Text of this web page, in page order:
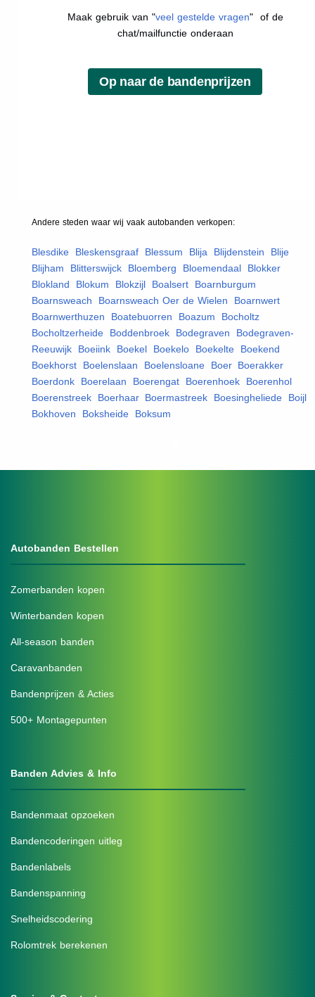
Maak gebruik van "veel gestelde vragen" of de
chat/mailfunctie onderaan
Andere steden waar wij vaak autobanden verkopen:
Blesdike Bleskensgraaf Blessum Blija Blijdenstein Blije
Blijham
Blitterswijck Bloemberg Bloemendaal Blokker,
Blokland
Blokum Blokzijl Boalsert Boarnburgum
Boarnsweach
Boarnsweach Oer de Wielen Boarnwert
Boarnwerthuzen
Boatebuorren Boazum Bocholtz
Bocholtzerheide
Boddenbroek Bodegraven
Bodegraven-
Reeuwijk
Boeiink Boekel Boekelo Boekelte Boekend
Boekhorst
Boelenslaan Boelensloane Boer, Boerakker,
Boerdonk
Boerelaan Boerengat Boerenhoek Boerenhol
Boerenstreek
Boerhaar, Boermastreek Boesingheliede Boijl
Bokhoven
Boksheide Boksum
Autobanden Bestellen
Zomerbanden kopen
Winterbanden kopen
All-season banden
Caravanbanden
Bandenprijzen & Acties
500+ Montagepunten
Banden Advies & Info
Bandenmaat opzoeken
Bandencoderingen uitleg
Bandenlabels
Bandenspanning
Snelheidscodering
Rolomtrek berekenen